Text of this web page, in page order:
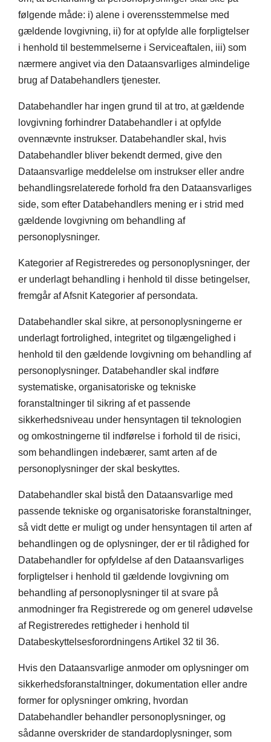
følgende måde: i) alene i overensstemmelse med
gældende lovgivning, ii) for at opfylde alle forpligtelser
i henhold til bestemmelserne i Serviceaftalen, iii) som
nærmere angivet via den Dataansvarliges almindelige
brug af Databehandlers tjenester.
Databehandler har ingen grund til at tro, at gældende
lovgivning forhindrer Databehandler i at opfylde
ovennævnte instrukser. Databehandler skal, hvis
Databehandler bliver bekendt dermed, give den
Dataansvarlige meddelelse om instrukser eller andre
behandlingsrelaterede forhold fra den Dataansvarliges
side, som efter Databehandlers mening er i strid med
gældende lovgivning om behandling af
personoplysninger.
Kategorier af Registreredes og personoplysninger, der
er underlagt behandling i henhold til disse betingelser,
fremgår af Afsnit Kategorier af persondata.
Databehandler skal sikre, at personoplysningerne er
underlagt fortrolighed, integritet og tilgængelighed i
henhold til den gældende lovgivning om behandling af
personoplysninger. Databehandler skal indføre
systematiske, organisatoriske og tekniske
foranstaltninger til sikring af et passende
sikkerhedsniveau under hensyntagen til teknologien
og omkostningerne til indførelse i forhold til de risici,
som behandlingen indebærer, samt arten af de
personoplysninger der skal beskyttes.
Databehandler skal bistå den Dataansvarlige med
passende tekniske og organisatoriske foranstaltninger,
så vidt dette er muligt og under hensyntagen til arten af
behandlingen og de oplysninger, der er til rådighed for
Databehandler for opfyldelse af den Dataansvarliges
forpligtelser i henhold til gældende lovgivning om
behandling af personoplysninger til at svare på
anmodninger fra Registrerede og om generel udøvelse
af Registreredes rettigheder i henhold til
Databeskyttelsesforordningens Artikel 32 til 36.
Hvis den Dataansvarlige anmoder om oplysninger om
sikkerhedsforanstaltninger, dokumentation eller andre
former for oplysninger omkring, hvordan
Databehandler behandler personoplysninger, og
sådanne overskrider de standardoplysninger, som